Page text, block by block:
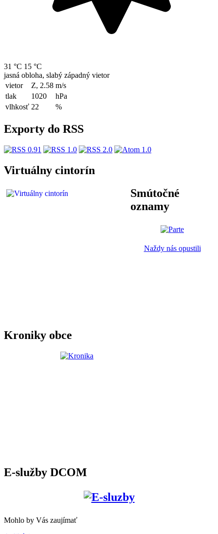
31 °C 15 °C
jasná obloha, slabý západný vietor
vietor
Z, 2.58 m/s
tlak
1020
hPa
vlhkosť 22 %
Exporty do RSS
Virtuálny cintorín
Smútočné
oznamy
Naždy nás opustili
Kroniky obce
E-služby DCOM
Mohlo by Vás zaujímať